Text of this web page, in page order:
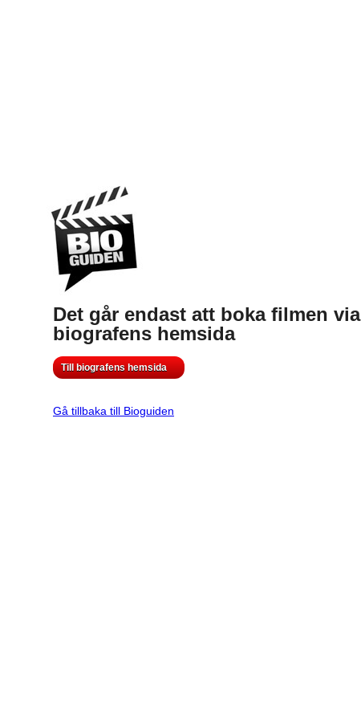
Det går endast att boka filmen via
biografens hemsida
Till biografens hemsida
Gå tillbaka till Bioguiden